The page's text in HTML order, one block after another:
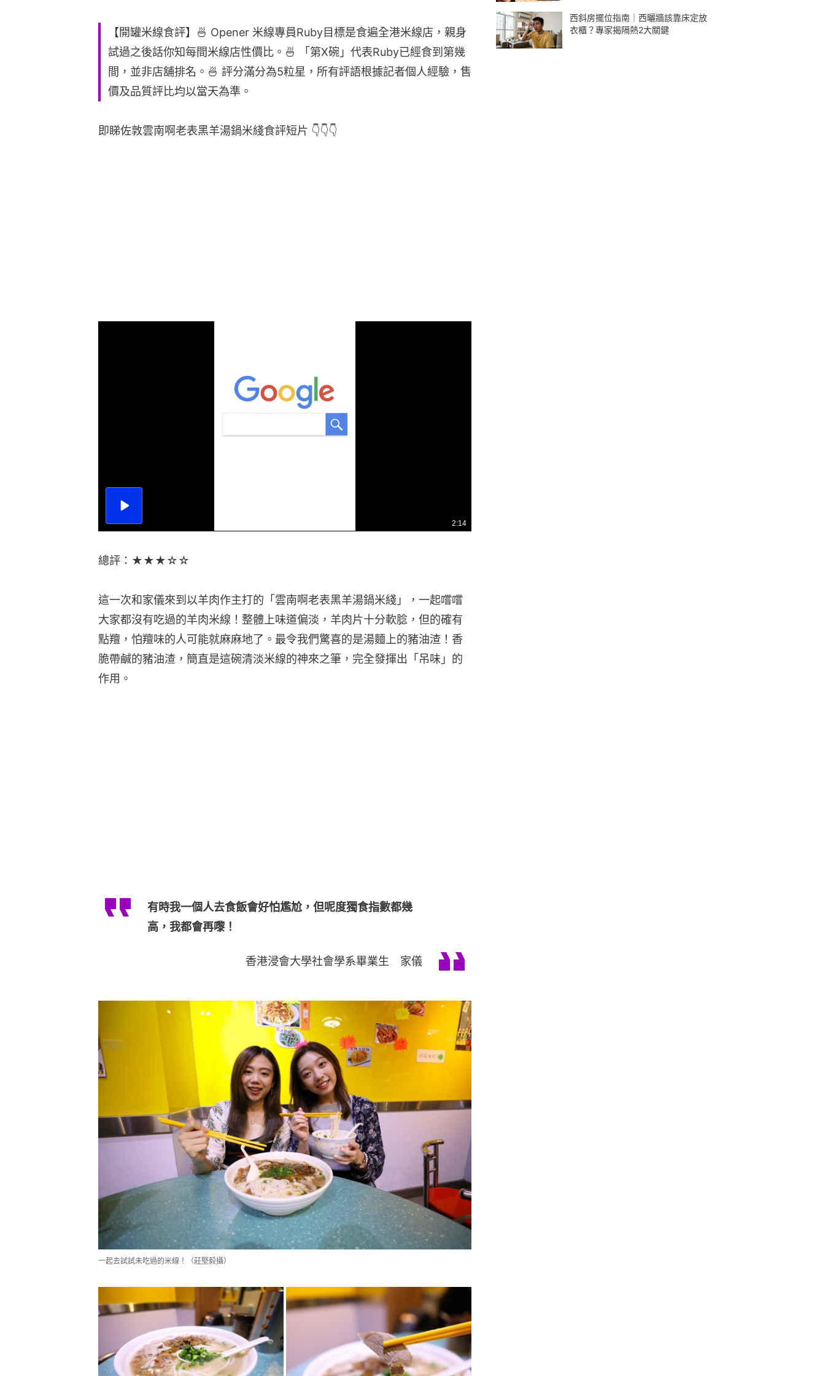
【開罐米線食評】🍜 Opener 米線專員Ruby目標是食遍全港米線店，親身
試過之後話你知每間米線店性價比。🍜 「第X碗」代表Ruby已經食到第幾
間，並非店舖排名。🍜 評分滿分為5粒星，所有評語根據記者個人經驗，售
價及品質評比均以當天為準。
即睇佐敦雲南啊老表黑羊湯鍋米綫食評短片 👇👇👇
播
總
共
2:14
總評：★★★☆☆
這一次和家儀來到以羊肉作主打的「雲南啊老表黑羊湯鍋米綫」，一起嚐嚐
大家都沒有吃過的羊肉米線！整體上味道偏淡，羊肉片十分軟腍，但的確有
點羶，怕羶味的人可能就麻麻地了。最令我們驚喜的是湯麵上的豬油渣！香
脆帶鹹的豬油渣，簡直是這碗清淡米線的神來之筆，完全發揮出「吊味」的
作用。
有時我一個人去食飯會好怕尷尬，但呢度獨食指數都幾
高，我都會再嚟！
香港浸會大學社會學系畢業生 家儀
一起去試試未吃過的米線！（莊堅毅攝）
西斜房擺位指南｜西曬牆該靠床定放
衣櫃？專家揭隔熱2大關鍵